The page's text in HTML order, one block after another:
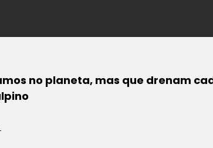
no planeta, mas que drenam